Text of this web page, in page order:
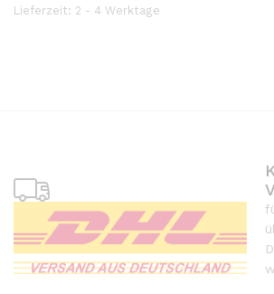
Lieferzeit: 2 - 4 Werktage